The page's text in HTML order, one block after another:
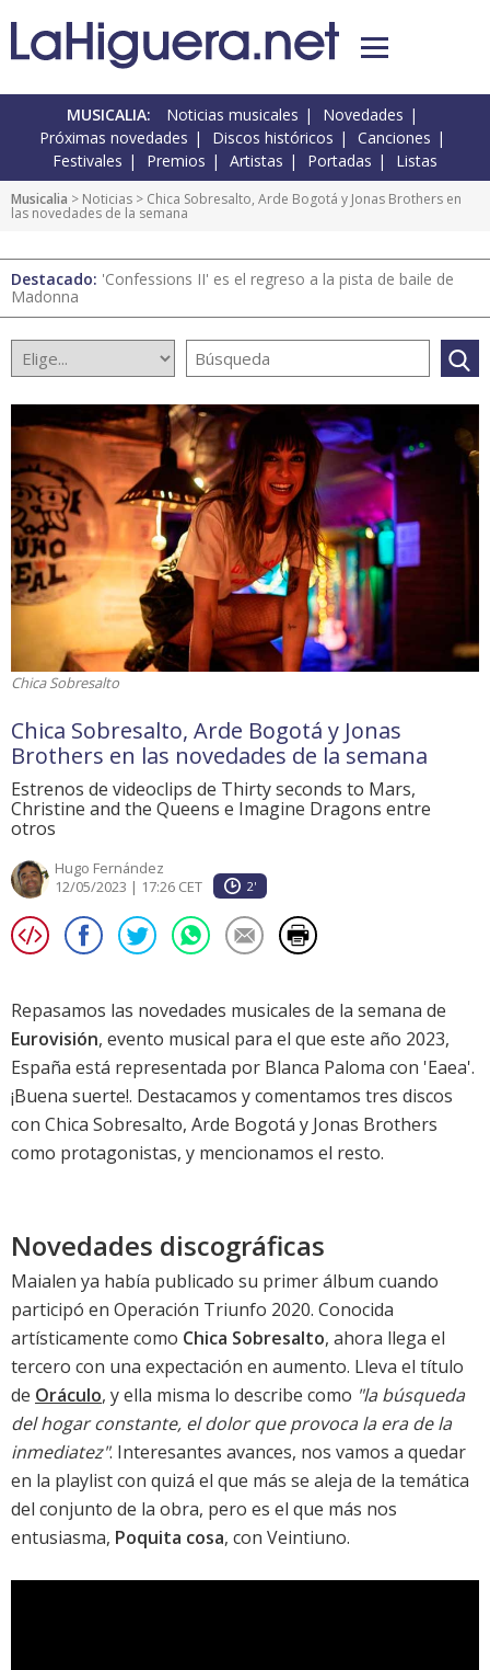
MUSICALIA: Noticias musicales
Novedades
Próximas novedades
Discos históricos
Canciones
Festivales
Premios Artistas Portadas Listas
Musicalia > Noticias > Chica Sobresalto, Arde Bogotá y Jonas Brothers en
las novedades de la semana
Destacado: 'Confessions II' es el regreso a la pista de baile de
Madonna
Chica Sobresalto
Chica Sobresalto, Arde Bogotá y Jonas
Brothers en las novedades de la semana
Estrenos de videoclips de Thirty seconds to Mars,
Christine and the Queens e Imagine Dragons entre
otros
Hugo Fernández
12/05/2023 | 17:26 CET
2'
Repasamos las novedades musicales de la semana de
Eurovisión, evento musical para el que este año 2023,
España está representada por Blanca Paloma con 'Eaea'.
¡Buena suerte!. Destacamos y comentamos tres discos
con Chica Sobresalto, Arde Bogotá y Jonas Brothers
como protagonistas, y mencionamos el resto.
Novedades discográficas
Maialen ya había publicado su primer álbum cuando
participó en Operación Triunfo 2020. Conocida
artísticamente como Chica Sobresalto, ahora llega el
tercero con una expectación en aumento. Lleva el título
de Oráculo, y ella misma lo describe como "la búsqueda
del hogar constante, el dolor que provoca la era de la
inmediatez". Interesantes avances, nos vamos a quedar
en la playlist con quizá el que más se aleja de la temática
del conjunto de la obra, pero es el que más nos
entusiasma, Poquita cosa, con Veintiuno.